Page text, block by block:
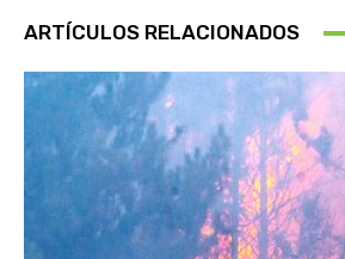
ARTÍCULOS RELACIONADOS